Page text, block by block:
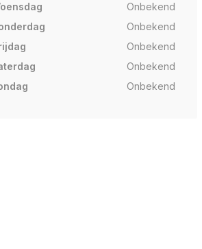
Onbekend
Onbekend
Onbekend
Onbekend
Onbekend